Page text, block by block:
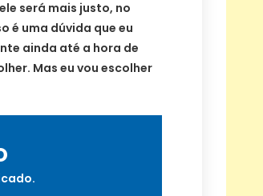
será mais justo, no
é uma dúvida que eu
ainda até a hora de
Mas eu vou escolher